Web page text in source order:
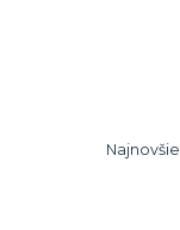
Najnovšie